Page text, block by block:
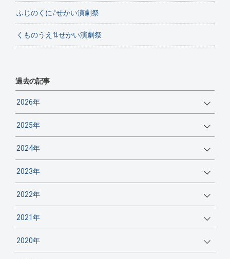
ふじのくに⇄せかい演劇祭
くものうえ⇅せかい演劇祭
過去の記事
2026年
2025年
2024年
2023年
2022年
2021年
2020年